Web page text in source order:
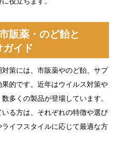
販薬・のど飴と
ガイド
策には、市販薬やのど飴、サプ
的です。近年はウイルス対策や
多くの製品が登場しています。
る方は、それぞれの特徴や選び
イフスタイルに応じて最適な方